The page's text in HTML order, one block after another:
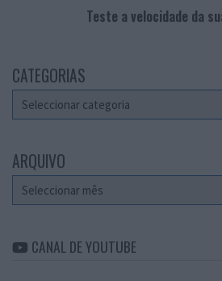
Teste a velocidade da
CATEGORIAS
Categorias
ARQUIVO
Arquivo
CANAL DE YOUTUBE